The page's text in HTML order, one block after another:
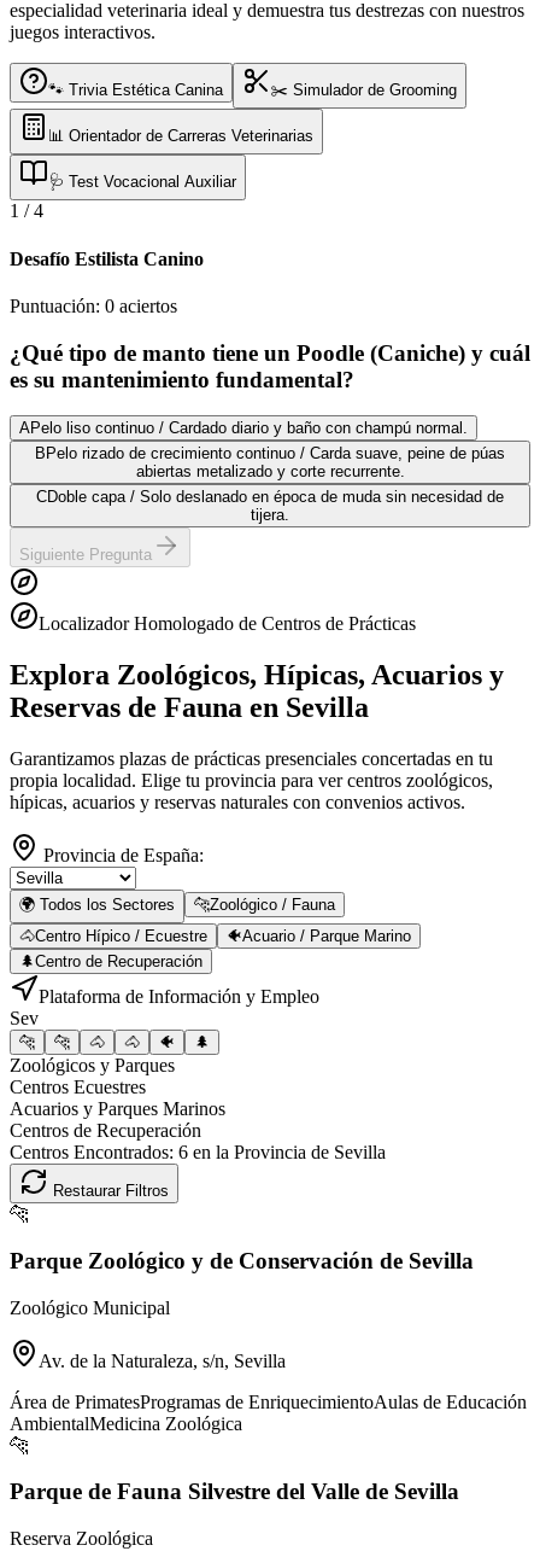
especialidad veterinaria ideal y demuestra tus destrezas con nuestros
juegos interactivos.
🐾 Trivia Estética Canina ✂️ Simulador de Grooming
📊 Orientador de Carreras Veterinarias
🩺 Test Vocacional Auxiliar
1 /4
Desafío Estilista Canino
Puntuación: 0 aciertos
¿Qué tipo de manto tiene un Poodle (Caniche) y cuál
es su mantenimiento fundamental?
APelo liso continuo / Cardado diario y baño con champú normal.
B Pelo rizado de crecimiento continuo / Carda suave, peine de púas
abiertas metalizado y corte recurrente.
CDoble capa / Solo deslanado en época de muda sin necesidad de
tijera.
Siguiente Pregunta
Localizador Homologado de Centros de Prácticas
Explora Zoológicos, Hípicas, Acuarios y
Reservas de Fauna en Sevilla
Garantizamos plazas de prácticas presenciales concertadas en tu
propia localidad. Elige tu provincia para ver centros zoológicos,
hípicas, acuarios y reservas naturales con convenios activos.
Provincia de España:
🌍 Todos los Sectores 🐆Zoológico / Fauna
🐴Centro Hípico / Ecuestre 🐠Acuario / Parque Marino
🌲Centro de Recuperación
Plataforma de Información y Empleo
Sev
🐆 🐆 🐴 🐴 🐠 🌲
Zoológicos y Parques
Centros Ecuestres
Acuarios y Parques Marinos
Centros de Recuperación
Centros Encontrados: 6 en la Provincia de Sevilla
Restaurar Filtros
🐆
Parque Zoológico y de Conservación de Sevilla
Zoológico Municipal
Av. de la Naturaleza, s/n, Sevilla
Área de PrimatesProgramas de EnriquecimientoAulas de Educación
AmbientalMedicina Zoológica
🐆
Parque de Fauna Silvestre del Valle de Sevilla
Reserva Zoológica